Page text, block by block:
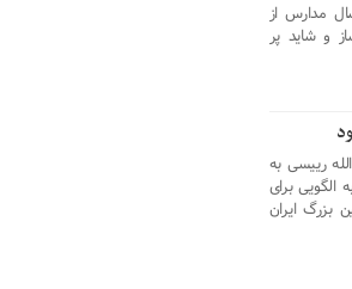
مدارس از
و شاید پر
رییسی به
الگویی برای
بزرگ ایران